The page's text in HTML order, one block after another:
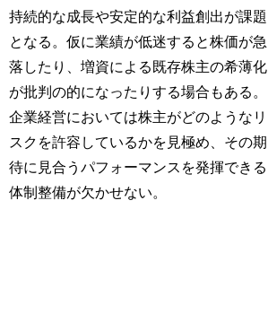
持続的な成長や安定的な利益創出が課題
となる。仮に業績が低迷すると株価が急
落したり、増資による既存株主の希薄化
が批判の的になったりする場合もある。
企業経営においては株主がどのようなリ
スクを許容しているかを見極め、その期
待に見合うパフォーマンスを発揮できる
体制整備が欠かせない。